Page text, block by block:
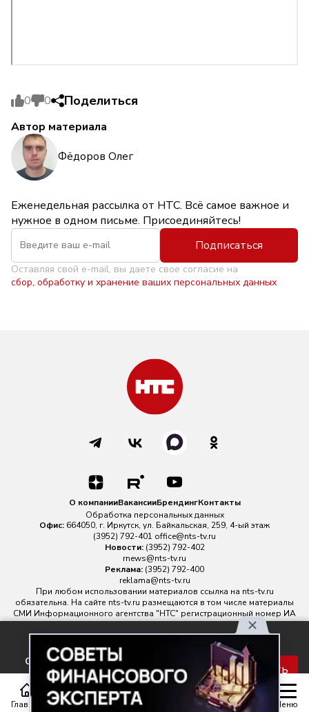
Главная Статьи Передачи Меню
0 0 Поделиться
Автор материала
Фёдоров Олег
Еженедельная рассылка от НТС. Всё самое важное и
нужное в одном письме. Присоединяйтесь!
Подписаться
Оставляя свой e-mail, вы даете свое согласие на
сбор, обработку и хранение ваших персональных данных
соглашаетесь с правилами
обработки персональных
данных.
Принять
О компанииВакансииБрендингКонтакты
Обработка персональных данных
Офис: 664050, г. Иркутск, ул. Байкальская, 259, 4-ый этаж
(3952) 792-401 office@nts-tv.ru
Новости: (3952) 792-402
rnews@nts-tv.ru
Реклама: (3952) 792-400
reklama@nts-tv.ru
При любом использовании материалов ссылка на nts-tv.ru
обязательна. На сайте nts-tv.ru размещаются в том числе материалы
СМИ Информационного агентства "НТС" регистрационный номер ИА
№ ФС 77 - 88763 зарегистрировано Федеральной службой по
надзору в сфере связи, информационных технологий и массовых
Главный редактор ИА "НТС" Иштулкин Евгений Александрович
16+